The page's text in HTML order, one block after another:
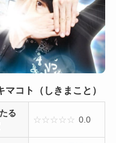
マコト（しきまこと）
る
☆ ☆ ☆ ☆ ☆ 0.0